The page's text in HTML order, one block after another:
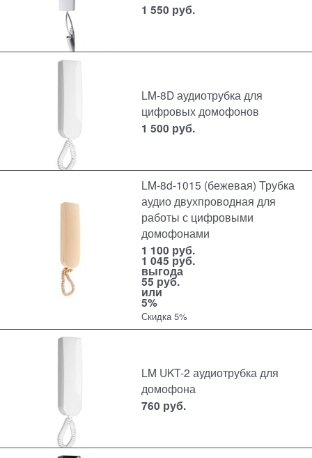
1 550 руб.
LM-8D аудиотрубка для
цифровых домофонов
1 500 руб.
LM-8d-1015 (бежевая) Трубка
аудио двухпроводная для
работы с цифровыми
домофонами
1 100 руб.
1 045 руб.
выгода
55 руб.
или
5%
Скидка 5%
LM UKT-2 аудиотрубка для
домофона
760 руб.